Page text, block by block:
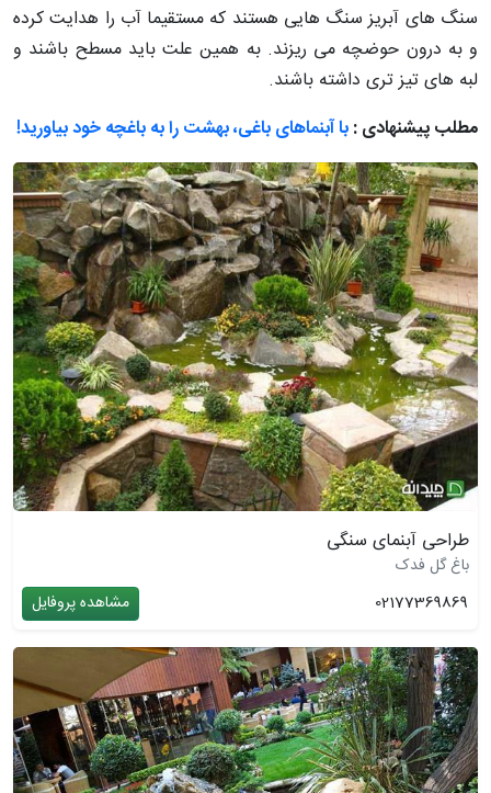
سنگ های آبریز سنگ هایی هستند که مستقیما آب را هدایت کرده
و به درون حوضچه می ریزند. به همین علت باید مسطح باشند و
لبه های تیز تری داشته باشند.
مطلب پیشنهادی :با آبنماهای باغی، بهشت را به باغچه خود بیاورید!
طراحی آبنمای سنگی
باغ گل فدک
02177369869
مشاهده پروفایل